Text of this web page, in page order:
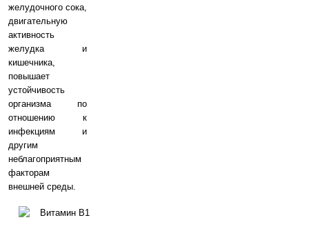
желудочного сока,
двигательную
активность
желудка и
кишечника,
повышает
устойчивость
организма по
отношению к
инфекциям и
другим
неблагоприятным
факторам
внешней среды.